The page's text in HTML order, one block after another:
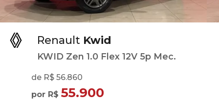
Renault Kwid
KWID Zen 1.0 Flex 12V 5p Mec.
de R$ 56.860
por R$ 55.900